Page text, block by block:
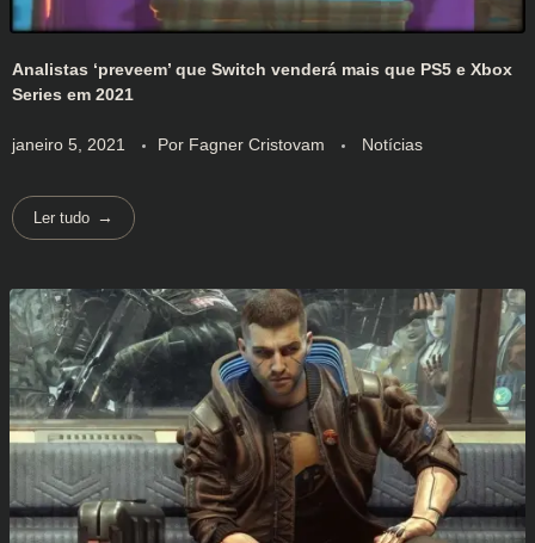
Analistas ‘preveem’ que Switch venderá mais que PS5 e Xbox
Series em 2021
janeiro 5, 2021 Por Fagner Cristovam Notícias
Ler tudo